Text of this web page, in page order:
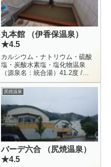
丸本館 （伊香保温泉）
★4.5
カルシウム・ナトリウム・硫酸
塩・炭酸水素塩・塩化物温泉
（源泉名：統合湯）41.2度 /
pH6.4 / 毎分4627L /
H29.5.30Na+ = 101 / K+ = 8.7...
尻焼温泉
バーデ六合 （尻焼温泉）
★4.5